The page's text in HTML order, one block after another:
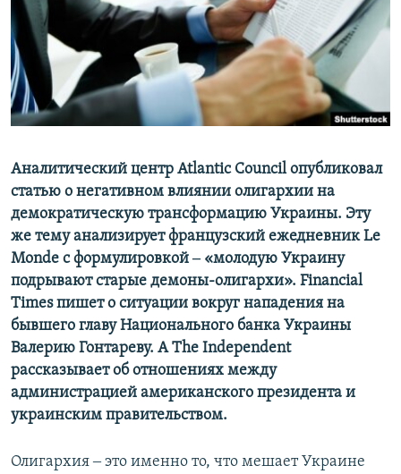
ПОБЕДИТЕЛЕЙ НЕ СУДЯТ?
КРЫМ.НЕПОКОРЕННЫЙ
ELIFBE
УКРАИНСКАЯ ПРОБЛЕМА КРЫМА
ПРИСОЕДИНЯЙТЕСЬ!
Аналитический центр Atlantic Council опубликовал
статью о негативном влиянии олигархии на
демократическую трансформацию Украины. Эту
же тему анализирует французский ежедневник Le
Monde с формулировкой ‒ «молодую Украину
подрывают старые демоны-олигархи». Financial
Times пишет о ситуации вокруг нападения на
бывшего главу Национального банка Украины
Валерию Гонтареву. А The Independent
рассказывает об отношениях между
администрацией американского президента и
украинским правительством.
Олигархия ‒ это именно то, что мешает Украине